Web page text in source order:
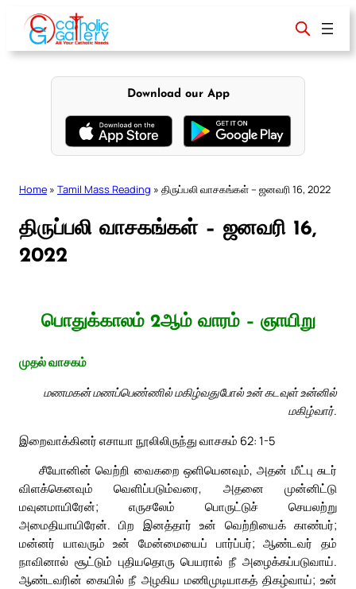
content
Download our App
Home » Tamil Mass Reading » திருப்பலி வாசகங்கள் – ஜனவரி 16, 2022
திருப்பலி வாசகங்கள் – ஜனவரி 16,
2022
பொதுக்காலம் 2ஆம் வாரம் – ஞாயிறு
முதல் வாசகம்
மணமகன் மணப்பெண்ணில் மகிழ்வதுபோல் உன் கடவுள் உன்னில்
மகிழ்வார்.
இறைவாக்கினர் எசாயா நூலிலிருந்து வாசகம் 62: 1-5
சீயோனின் வெற்றி வைகறை ஒளியெனவும், அதன் மீட்பு சுடர்
விளக்கெனவும் வெளிப்படும்வரை, அதனை முன்னிட்டு
மவுனமாயிரேன்; எருசலேம் பொருட்டுச் செயலற்று
அமைதியாயிரேன். பிற இனத்தார் உன் வெற்றியைக் காண்பர்;
மன்னர் யாவரும் உன் மேன்மையைப் பார்ப்பர்; ஆண்டவர் தம்
நாவினால் சூட்டும் புதியதொரு பெயரால் நீ அழைக்கப்படுவாய்.
ஆண்டவரின் கையில் நீ அழகிய மணிமுடியாகத் திகழ்வாய்; உன்